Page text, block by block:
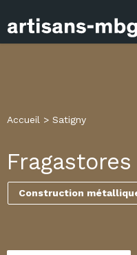
Accueil > Satigny
Construction